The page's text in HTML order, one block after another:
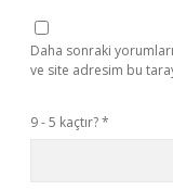
Daha sonraki
ve site adresim bu
9 - 5 kaçtır?*